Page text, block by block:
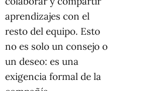
aprendizajes con el
resto del equipo. Esto
no es solo un consejo o
un deseo: es una
exigencia formal de la